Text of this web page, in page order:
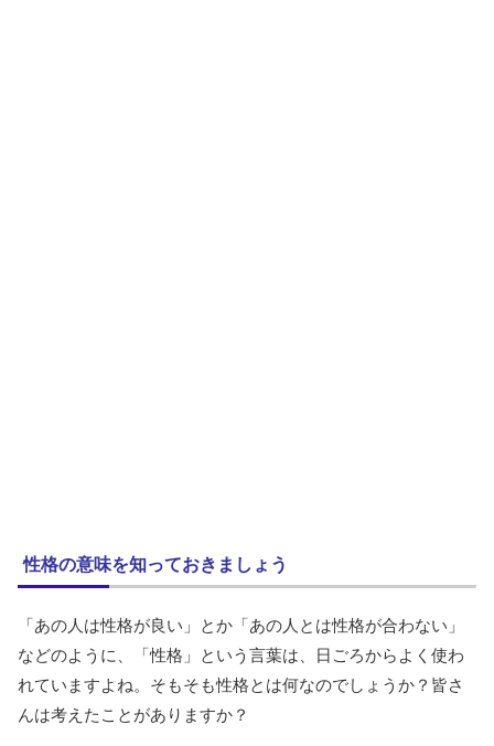
性格の意味を知っておきましょう
「あの人は性格が良い」とか「あの人とは性格が合わない」
などのように、「性格」という言葉は、日ごろからよく使わ
れていますよね。そもそも性格とは何なのでしょうか？皆さ
んは考えたことがありますか？